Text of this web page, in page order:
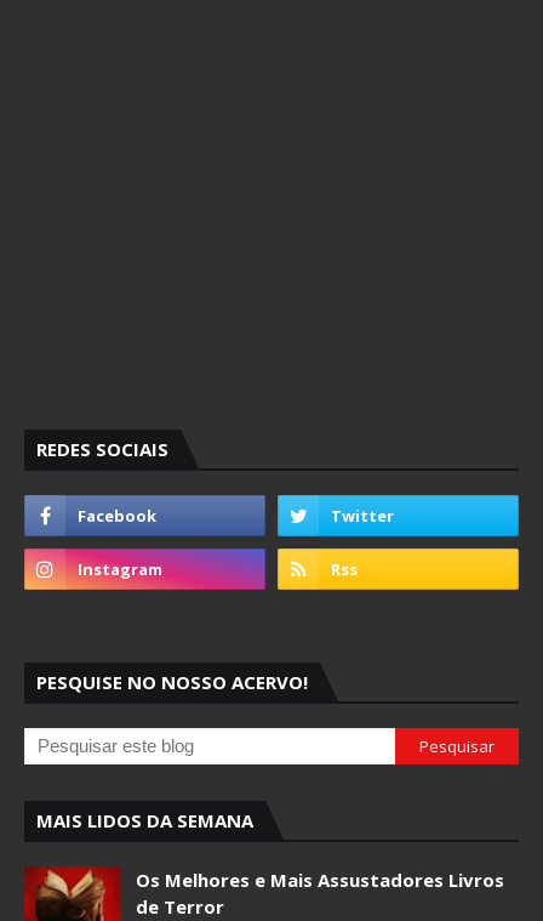
REDES SOCIAIS
PESQUISE NO NOSSO ACERVO!
MAIS LIDOS DA SEMANA
Os Melhores e Mais Assustadores Livros
de Terror